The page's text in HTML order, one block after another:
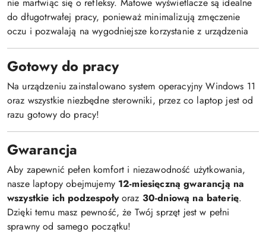
do długotrwałej pracy, ponieważ minimalizują zmęczenie
oczu i pozwalają na wygodniejsze korzystanie z urządzenia
Gotowy do pracy
Na urządzeniu zainstalowano system operacyjny Windows 11
oraz wszystkie niezbędne sterowniki, przez co laptop jest od
razu gotowy do pracy!
Gwarancja
Aby zapewnić pełen komfort i niezawodność użytkowania,
nasze laptopy obejmujemy 12-miesięczną gwarancją na
wszystkie ich podzespoły oraz 30-dniową na baterię.
Dzięki temu masz pewność, że Twój sprzęt jest w pełni
sprawny od samego początku!